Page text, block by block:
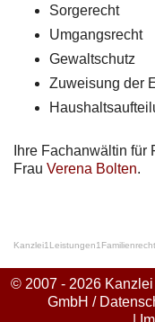
Sorgerecht
Umgangsrecht
Gewaltschutz
Zuweisung der
Ihre Fachanwältin
Frau Verena Bolten.
Kanzlei1 Leistungen1 Familienrecht
© 2007 - 2026
GmbH /